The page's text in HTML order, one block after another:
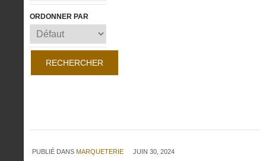
ORDONNER PAR
PUBLIÉ DANS MARQUETERIE JUIN 30, 2024